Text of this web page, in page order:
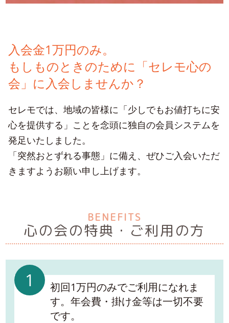
入会金1万円のみ。
もしものときのために「セレモ心の
会」に入会しませんか？
セレモでは、地域の皆様に「少しでもお値打ちに安
心を提供する」ことを念頭に独自の会員システムを
発足いたしました。
「突然おとずれる事態」に備え、ぜひご入会いただ
きますようお願い申し上げます。
BENEFITS
心の会の特典・ご利用の方
1
初回1万円のみでご利用になれま
す。年会費・掛け金等は一切不要
です。